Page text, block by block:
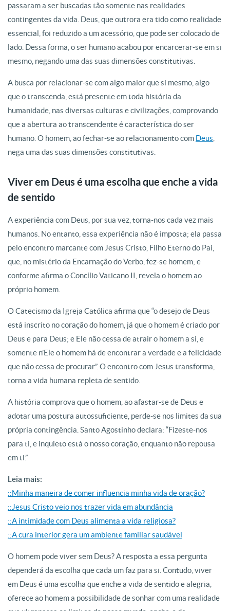
passaram a ser buscadas tão somente nas realidades
contingentes da vida. Deus, que outrora era tido como realidade
essencial, foi reduzido a um acessório, que pode ser colocado de
lado. Dessa forma, o ser humano acabou por encarcerar-se em si
mesmo, negando uma das suas dimensões constitutivas.
A busca por relacionar-se com algo maior que si mesmo, algo
que o transcenda, está presente em toda história da
humanidade, nas diversas culturas e civilizações, comprovando
que a abertura ao transcendente é característica do ser
humano. O homem, ao fechar-se ao relacionamento com Deus
nega uma das suas dimensões constitutivas.
Viver em Deus é uma escolha que enche a vida
de sentido
A experiência com Deus, por sua vez, torna-nos cada vez mais
humanos. No entanto, essa experiência não é imposta; ela passa
pelo encontro marcante com Jesus Cristo, Filho Eterno do Pai,
que, no mistério da Encarnação do Verbo, fez-se homem; e
conforme afirma o Concílio Vaticano II, revela o homem ao
próprio homem.
O Catecismo da Igreja Católica afirma que “o desejo de Deus
está inscrito no coração do homem, já que o homem é criado por
Deus e para Deus; e Ele não cessa de atrair o homem a si, e
somente n’Ele o homem há de encontrar a verdade e a felicidade
que não cessa de procurar”. O encontro com Jesus transforma,
torna a vida humana repleta de sentido.
A história comprova que o homem, ao afastar-se de Deus e
adotar uma postura autossuficiente, perde-se nos limites da sua
própria contingência. Santo Agostinho declara: “Fizeste-nos
para ti, e inquieto está o nosso coração, enquanto não repousa
em ti.”
Leia mais:
::Minha maneira de comer influencia minha vida de oração?
::Jesus Cristo veio nos trazer vida em abundância
::A intimidade com Deus alimenta a vida religiosa?
::A cura interior gera um ambiente familiar saudável
O homem pode viver sem Deus? A resposta a essa pergunta
dependerá da escolha que cada um faz para si. Contudo, viver
em Deus é uma escolha que enche a vida de sentido e alegria,
oferece ao homem a possibilidade de sonhar com uma realidade